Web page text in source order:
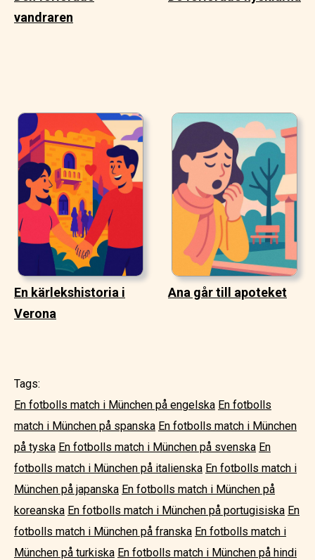
vandraren
En kärlekshistoria i
Verona
Ana går till apoteket
Tags:
En fotbolls match i München på engelska En fotbolls
match i München på spanska En fotbolls match i München
på tyska En fotbolls match i München på svenska En
fotbolls match i München på italienska En fotbolls match i
München på japanska En fotbolls match i München på
koreanska En fotbolls match i München på portugisiska En
fotbolls match i München på franska En fotbolls match i
München på turkiska En fotbolls match i München på hindi